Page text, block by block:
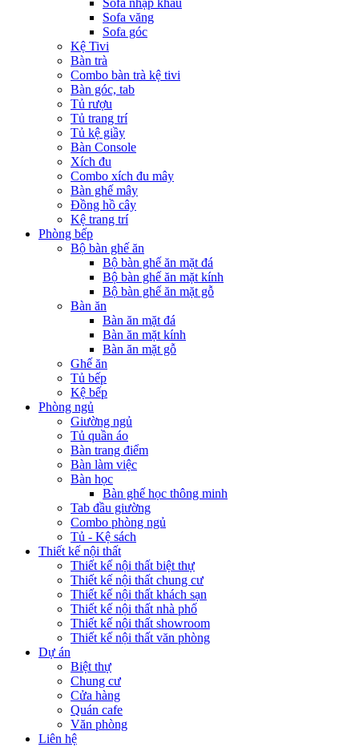
Sofa nhập khẩu
Sofa văng
Sofa góc
Kệ Tivi
Bàn trà
Combo bàn trà kệ tivi
Bàn góc, tab
Tủ rượu
Tủ trang trí
Tủ kệ giầy
Bàn Console
Xích đu
Combo xích đu mây
Bàn ghế mây
Đồng hồ cây
Kệ trang trí
Phòng bếp
Bộ bàn ghế ăn
Bộ bàn ghế ăn mặt đá
Bộ bàn ghế ăn mặt kính
Bộ bàn ghế ăn mặt gỗ
Bàn ăn
Bàn ăn mặt đá
Bàn ăn mặt kính
Bàn ăn mặt gỗ
Ghế ăn
Tủ bếp
Kệ bếp
Phòng ngủ
Giường ngủ
Tủ quần áo
Bàn trang điểm
Bàn làm việc
Bàn học
Bàn ghế học thông minh
Tab đầu giường
Combo phòng ngủ
Tủ - Kệ sách
Thiết kế nội thất
Thiết kế nội thất biệt thự
Thiết kế nội thất chung cư
Thiết kế nội thất khách sạn
Thiết kế nội thất nhà phố
Thiết kế nội thất showroom
Thiết kế nội thất văn phòng
Dự án
Biệt thự
Chung cư
Cửa hàng
Quán cafe
Văn phòng
Liên hệ